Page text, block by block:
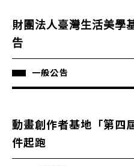
一般公告
財團法人臺灣生活美學
告
一般公告
動畫創作者基地「第四
件起跑